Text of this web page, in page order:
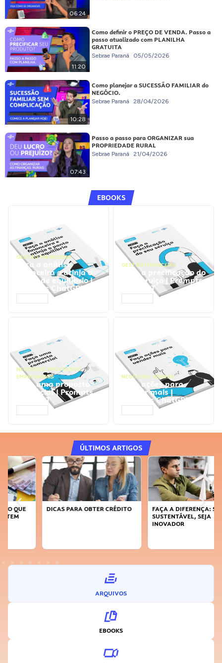
06:24
11:20
Como definir o PREÇO DE VENDA. Passo a
passo atualizado com PLANILHA
GRATUITA
Sebrae Paraná 05/05/2026
10:28
Como planejar a SUCESSÃO FAMILIAR do
NEGÓCIO.
Sebrae Paraná 28/04/2026
07:43
Passo a passo para ORGANIZAR sua
PROPRIEDADE RURAL
Sebrae Paraná 21/04/2026
EBOOKS
GESTÃO FINANCEIRA
Faça a análise
financeira e atinja o
ponto de equilíbrio |
Prompts ChatGPT
GESTÃO FINANCEIRA
Faça a precificação do
seu serviço | Prompts
ChatGPT
NEGÓCIOS, PROCESSOS
EMPRESARIAIS
Faça uma proposta
comercial | Prompts
ChatGPT
NEGÓCIOS, VENDAS
Faça ações para
vender mais |
Prompts ChatGPT
ÚLTIMOS ARTIGOS
DICAS PARA OBTER CRÉDITO
FAÇA A DIFERENÇA: SEJA
SUSTENTÁVEL, SEJA
ARQUIVOS
EBOOKS